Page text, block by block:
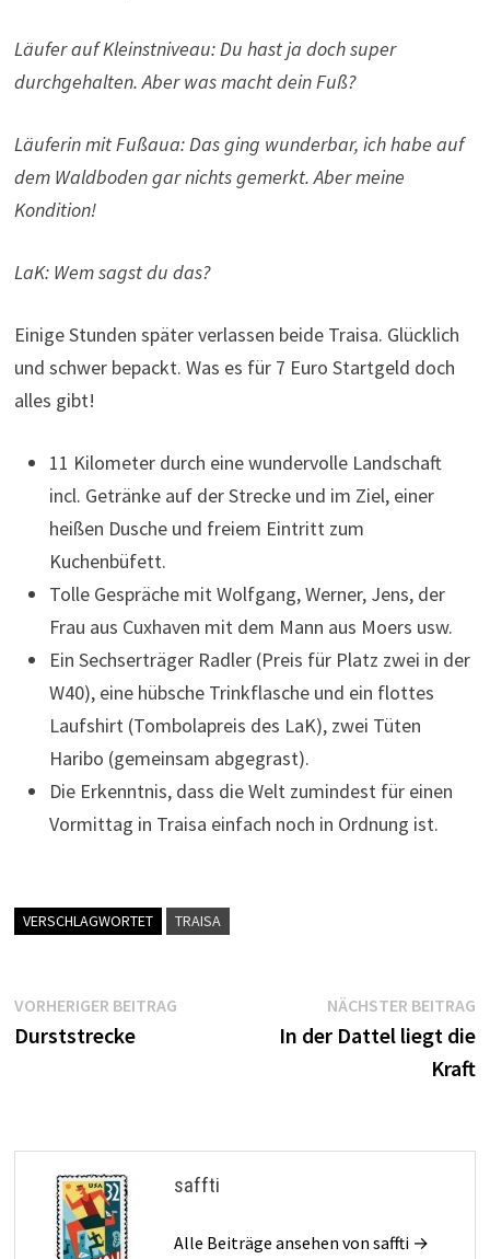
Läufer auf Kleinstniveau: Du hast ja doch super
durchgehalten. Aber was macht dein Fuß?
Läuferin mit Fußaua: Das ging wunderbar, ich habe auf
dem Waldboden gar nichts gemerkt. Aber meine
Kondition!
LaK: Wem sagst du das?
Einige Stunden später verlassen beide Traisa. Glücklich
und schwer bepackt. Was es für 7 Euro Startgeld doch
alles gibt!
11 Kilometer durch eine wundervolle Landschaft
incl. Getränke auf der Strecke und im Ziel, einer
heißen Dusche und freiem Eintritt zum
Kuchenbüfett.
Tolle Gespräche mit Wolfgang, Werner, Jens, der
Frau aus Cuxhaven mit dem Mann aus Moers usw.
Ein Sechserträger Radler (Preis für Platz zwei in der
W40), eine hübsche Trinkflasche und ein flottes
Laufshirt (Tombolapreis des LaK), zwei Tüten
Haribo (gemeinsam abgegrast).
Die Erkenntnis, dass die Welt zumindest für einen
Vormittag in Traisa einfach noch in Ordnung ist.
VERSCHLAGWORTET TRAISA
Beitragsnavigation
VORHERIGER BEITRAGVorheriger
Durststrecke
NÄCHSTER BEITRAG
In der Dattel liegt die
Kraft
saffti
Alle Beiträge ansehen von saffti →